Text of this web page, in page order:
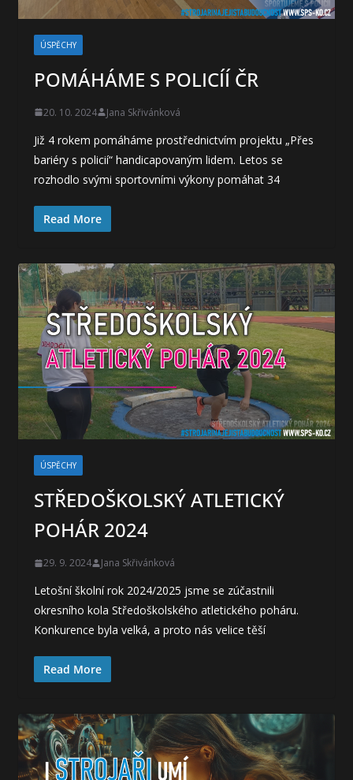
ÚSPĚCHY
POMÁHÁME S POLICÍÍ ČR
20. 10. 2024 Jana Skřivánková
Již 4 rokem pomáháme prostřednictvím projektu „Přes
bariéry s policií“ handicapovaným lidem. Letos se
rozhodlo svými sportovními výkony pomáhat 34
Read More
ÚSPĚCHY
STŘEDOŠKOLSKÝ ATLETICKÝ
POHÁR 2024
29. 9. 2024 Jana Skřivánková
Letošní školní rok 2024/2025 jsme se zúčastnili
okresního kola Středoškolského atletického poháru.
Konkurence byla velká, a proto nás velice těší
Read More